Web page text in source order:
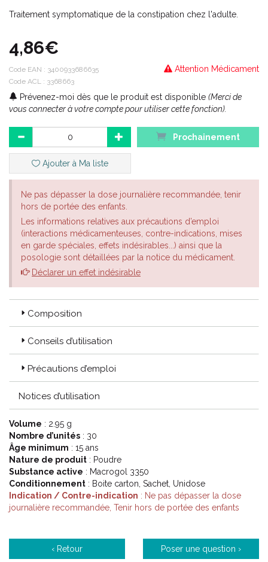
Traitement symptomatique de la constipation chez l'adulte.
4,86€
Attention Médicament
Code EAN : 3400933686635
Code ACL : 3368663
Prévenez-moi dès que le produit est disponible (Merci de
vous connecter à votre compte pour utiliser cette fonction).
Prochainement
Ajouter à Ma liste
Ne pas dépasser la dose journalière recommandée, tenir
hors de portée des enfants.
Les informations relatives aux précautions d’emploi
(interactions médicamenteuses, contre-indications, mises
en garde spéciales, effets indésirables...) ainsi que la
posologie sont détaillées par la notice du médicament.
Déclarer un effet indésirable
Composition
Conseils d’utilisation
Précautions d’emploi
Notices d’utilisation
Volume : 2.95 g
Nombre d’unités : 30
Âge minimum : 15 ans
Nature de produit : Poudre
Substance active : Macrogol 3350
Conditionnement : Boite carton, Sachet, Unidose
Indication / Contre-indication : Ne pas dépasser la dose
journalière recommandée, Tenir hors de portée des enfants
‹ Retour Poser une question ›